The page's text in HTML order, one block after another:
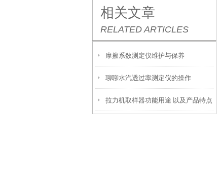
相关文章
RELATED ARTICLES
摩擦系数测定仪维护与保养
聊聊水汽透过率测定仪的操作
拉力机取样器功能用途 以及产品特点